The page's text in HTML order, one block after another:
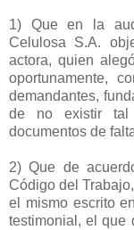
1) Que en la
Celulosa S.A.
actora, quien
oportunamente,
demandantes,
de no existir tal
documentos de
2) Que de
Código del
el mismo escrito
testimonial, el que